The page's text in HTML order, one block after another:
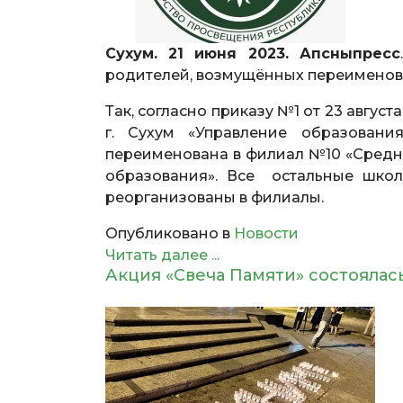
Сухум. 21 июня 2023. Апсныпресс
родителей, возмущённых
Так, согласно приказу №1 от 23
г. Сухум «Управление
переименована в филиал №10
образования». Все остальные
реорганизованы в филиалы.
Опубликовано в Новости
Читать далее ...
Акция «Свеча Памяти»